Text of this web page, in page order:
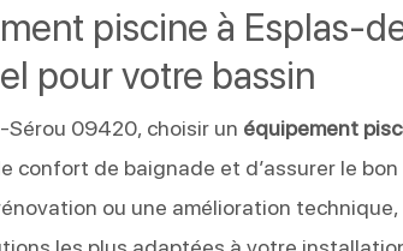
piscine à Esplas-
pour votre bassin
Sérou 09420, choisir un équipement
confort de baignade et d’assurer le
ou une amélioration